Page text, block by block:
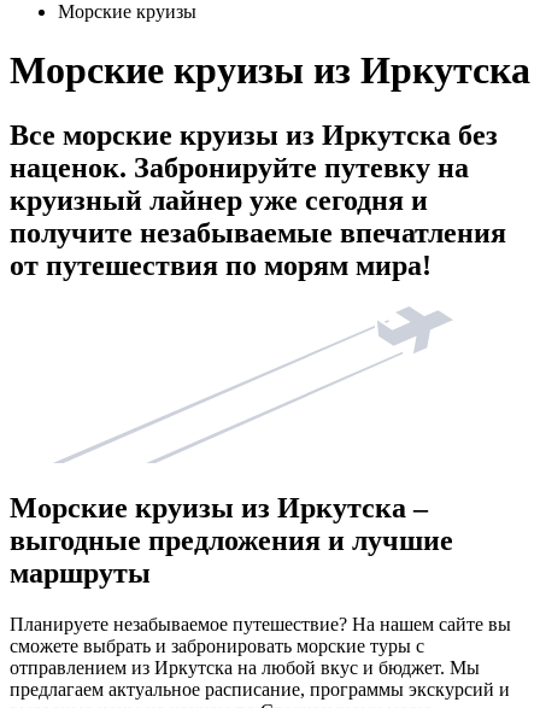
Морские круизы
Морские круизы из Иркутска
Все морские круизы из Иркутска без
наценок. Забронируйте путевку на
круизный лайнер уже сегодня и
получите незабываемые впечатления
от путешествия по морям мира!
Морские круизы из Иркутска –
выгодные предложения и лучшие
маршруты
Планируете незабываемое путешествие? На нашем сайте вы
сможете выбрать и забронировать морские туры с
отправлением из Иркутска на любой вкус и бюджет. Мы
предлагаем актуальное расписание, программы экскурсий и